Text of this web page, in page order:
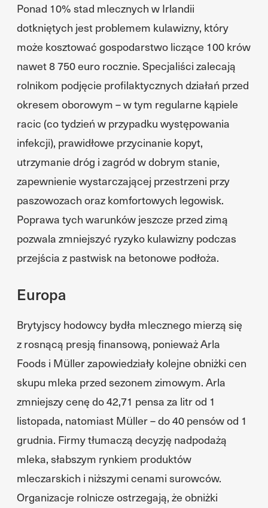
Ponad 10% stad mlecznych w Irlandii
dotkniętych jest problemem kulawizny, który
może kosztować gospodarstwo liczące 100 krów
nawet 8 750 euro rocznie. Specjaliści zalecają
rolnikom podjęcie profilaktycznych działań przed
okresem oborowym – w tym regularne kąpiele
racic (co tydzień w przypadku występowania
infekcji), prawidłowe przycinanie kopyt,
utrzymanie dróg i zagród w dobrym stanie,
zapewnienie wystarczającej przestrzeni przy
paszowozach oraz komfortowych legowisk.
Poprawa tych warunków jeszcze przed zimą
pozwala zmniejszyć ryzyko kulawizny podczas
przejścia z pastwisk na betonowe podłoża.
Europa
Brytyjscy hodowcy bydła mlecznego mierzą się
z rosnącą presją finansową, ponieważ Arla
Foods i Müller zapowiedziały kolejne obniżki cen
skupu mleka przed sezonem zimowym. Arla
zmniejszy cenę do 42,71 pensa za litr od 1
listopada, natomiast Müller – do 40 pensów od 1
grudnia. Firmy tłumaczą decyzję nadpodażą
mleka, słabszym rynkiem produktów
mleczarskich i niższymi cenami surowców.
Organizacje rolnicze ostrzegają, że obniżki